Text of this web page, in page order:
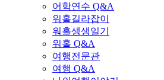
어학연수 Q&A
워홀길라잡이
워홀생생일기
워홀 Q&A
여행전문관
여행 Q&A